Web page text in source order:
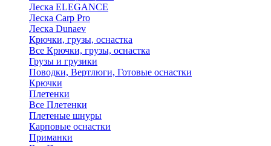
Леска ELEGANCE
Леска Carp Pro
Леска Dunaev
Крючки, грузы, оснастка
Все Крючки, грузы, оснастка
Грузы и грузики
Поводки, Вертлюги, Готовые оснастки
Крючки
Плетенки
Все Плетенки
Плетеные шнуры
Карповые оснастки
Приманки